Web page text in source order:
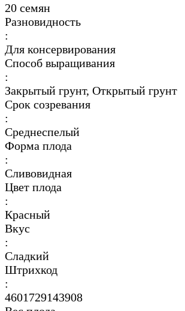
20 семян
Разновидность
:
Для консервирования
Способ выращивания
:
Закрытый грунт, Открытый грунт
Срок созревания
:
Среднеспелый
Форма плода
:
Сливовидная
Цвет плода
:
Красный
Вкус
:
Сладкий
Штрихкод
:
4601729143908